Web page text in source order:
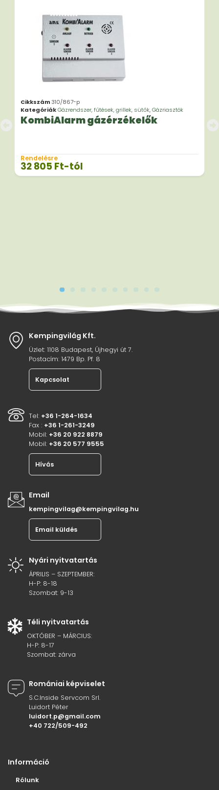
Cikkszám 310/867-p
KategóriákGázrendszer, fűtések, grillek, sütők,Gázriasztók
KombiAlarm gázérzékelők
Rendelésre
32 805 Ft-tól
Kempingvilág Kft.
Üzlet: 1108 Budapest, Újhegyi út 7.
Postacím: 1479 Bp. Pf. 8
Kapcsolat
Tel: +36 1-264-1634
Fax : +36 1-261-3249
Mobil: +36 20 922 8879
Mobil: +36 20 577 9555
Hívás
Email
kempingvilag@kempingvilag.hu
Email küldés
Nyári nyitvatartás
ÁPRILIS – SZEPTEMBER:
H-P: 8-18
Szombat: 9-13
Téli nyitvatartás
OKTÓBER – MÁRCIUS:
H-P: 8-17
Szombat: zárva
Romániai képviselet
S.C.Inside Servcom Srl.
Luidort Péter
luidort.p@gmail.com
+40 722/509-492
Információ
Rólunk